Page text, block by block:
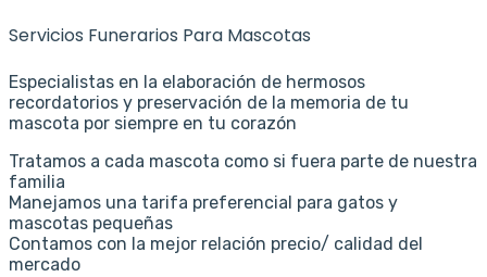
Servicios Funerarios Para Mascotas
Especialistas en la elaboración de hermosos
recordatorios y preservación de la memoria de tu
mascota por siempre en tu corazón
Tratamos a cada mascota como si fuera parte de nuestra
familia
Manejamos una tarifa preferencial para gatos y
mascotas pequeñas
Contamos con la mejor relación precio/ calidad del
mercado